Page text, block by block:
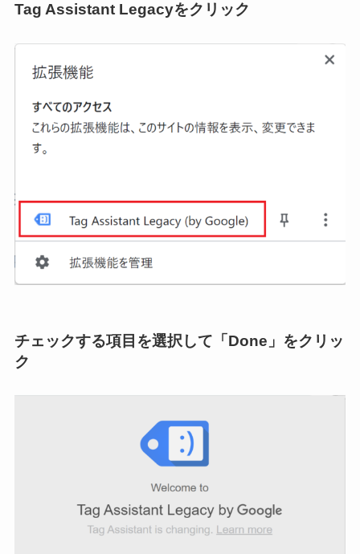
Tag Assistant Legacyをクリック
チェックする項目を選択して「Done」をクリッ
ク